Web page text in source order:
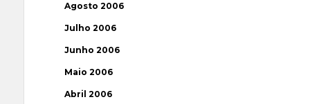
Agosto 2006
Julho 2006
Junho 2006
Maio 2006
Abril 2006